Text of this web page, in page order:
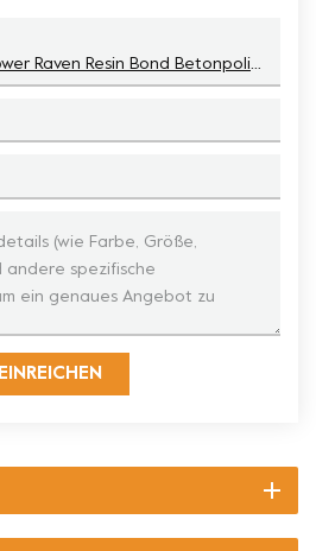
EINREICHEN